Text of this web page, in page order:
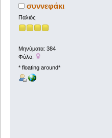
συννεφάκι
Παλιός
Μηνύματα: 384
Φύλο:
* floating around*